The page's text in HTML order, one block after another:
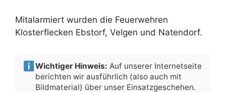
Mitalarmiert wurden die Feuerwehren
Klosterflecken Ebstorf, Velgen und Natendorf.
Wichtiger Hinweis: Auf unserer Internetseite
berichten wir ausführlich (also auch mit
Bildmaterial) über unser Einsatzgeschehen.